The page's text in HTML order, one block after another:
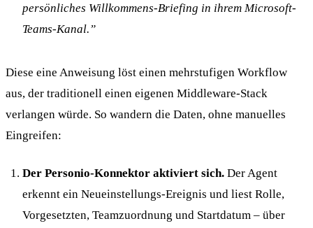
persönliches Willkommens-Briefing in ihrem Microsoft-
Teams-Kanal.”
Diese eine Anweisung löst einen mehrstufigen Workflow
aus, der traditionell einen eigenen Middleware-Stack
verlangen würde. So wandern die Daten, ohne manuelles
Eingreifen:
Der Personio-Konnektor aktiviert sich. Der Agent
erkennt ein Neueinstellungs-Ereignis und liest Rolle,
Vorgesetzten, Teamzuordnung und Startdatum – über